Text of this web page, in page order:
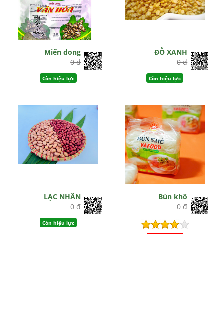
Miến dong
0 đ
Còn hiệu lực
ĐỖ XANH
0 đ
Còn hiệu lực
LẠC NHÂN
0 đ
Còn hiệu lực
Bún khô
0 đ